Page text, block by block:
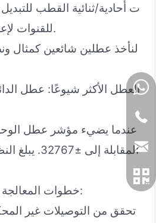
ت أحادية/ثنائية القطب
للقنوات لإعداد مرن أثناء التركيب.
لنأخذ عطلين شائعين كمثال
العطل الأكثر شيوعًا: عطل
عندما يضيء مؤشر عطل
المقابلة إلى
خطوات المعالجة الصحيحة هي كما يلي: